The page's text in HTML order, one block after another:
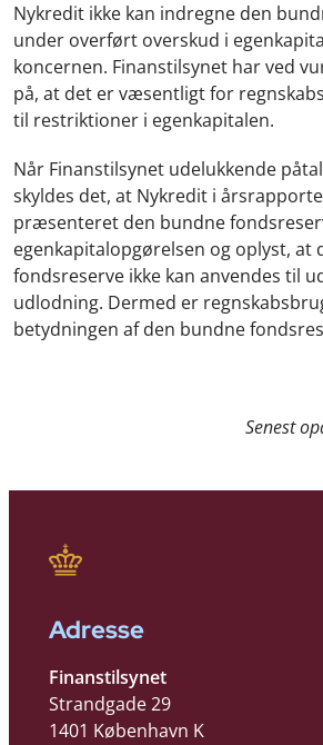
Nykredit ikke kan indregne den
under overført overskud i
koncernen. Finanstilsynet har ved
på, at det er væsentligt for
til restriktioner i egenkapitalen.
Når Finanstilsynet udelukkende
skyldes det, at Nykredit i
præsenteret den bundne
egenkapitalopgørelsen og oplyst, at
fondsreserve ikke kan anvendes til
udlodning. Dermed er
betydningen af den bundne
Senest
Adresse
Finanstilsynet
Strandgade 29
1401 København K